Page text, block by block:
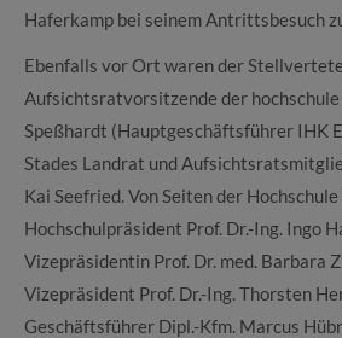
Haferkamp bei seinem Antrittsbesuch
Ebenfalls vor Ort waren der
Aufsichtsratvorsitzende der
Speßhardt (Hauptgeschäftsführer IHK
Stades Landrat und
Kai Seefried. Von Seiten der
Hochschulpräsident Prof. Dr.-Ing. Ingo
Vizepräsidentin Prof. Dr. med. Barbara
Vizepräsident Prof. Dr.-Ing. Thorsten
Geschäftsführer Dipl.-Kfm. Marcus